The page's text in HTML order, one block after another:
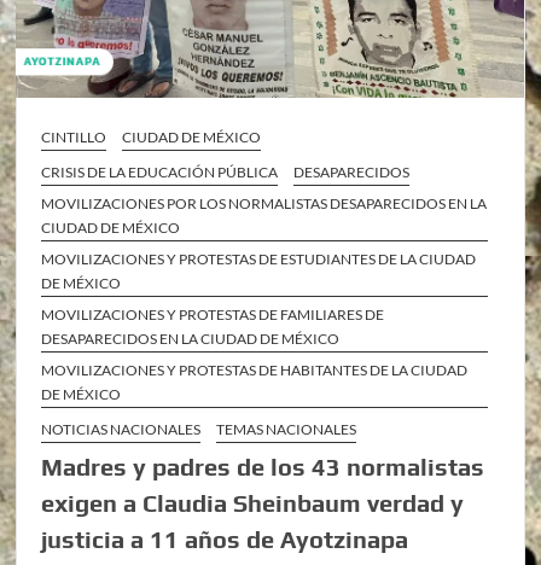
CINTILLO
CIUDAD DE MÉXICO
CRISIS DE LA EDUCACIÓN PÚBLICA
DESAPARECIDOS
MOVILIZACIONES POR LOS NORMALISTAS DESAPARECIDOS EN LA
CIUDAD DE MÉXICO
MOVILIZACIONES Y PROTESTAS DE ESTUDIANTES DE LA CIUDAD
DE MÉXICO
MOVILIZACIONES Y PROTESTAS DE FAMILIARES DE
DESAPARECIDOS EN LA CIUDAD DE MÉXICO
MOVILIZACIONES Y PROTESTAS DE HABITANTES DE LA CIUDAD
DE MÉXICO
NOTICIAS NACIONALES
TEMAS NACIONALES
Madres y padres de los 43 normalistas
exigen a Claudia Sheinbaum verdad y
justicia a 11 años de Ayotzinapa